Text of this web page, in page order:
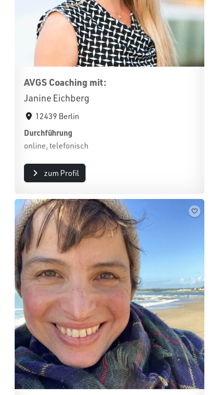
AVGS Coaching mit:
Janine Eichberg
12439 Berlin
Durchführung
online, telefonisch
zum Profil